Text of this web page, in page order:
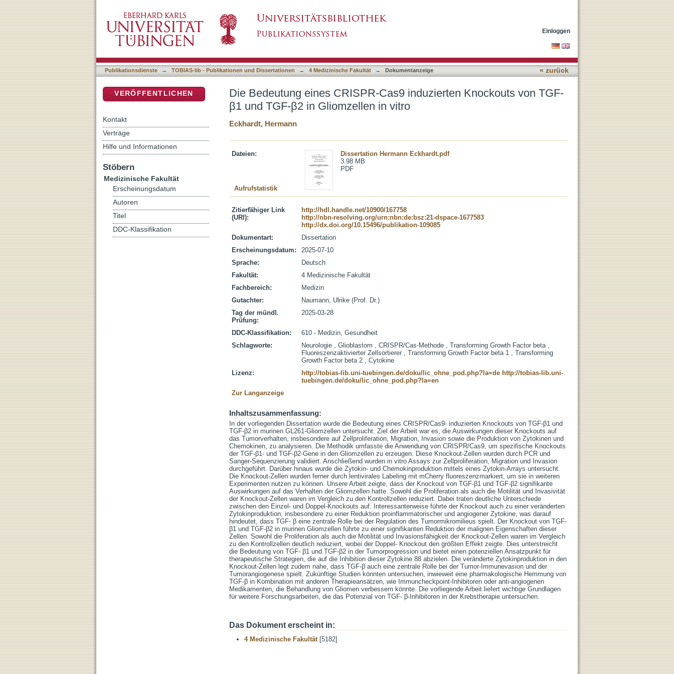
Gliomzellen in vitro
Einloggen
Publikationsdienste → TOBIAS-lib - Publikationen und Dissertationen → 4 Medizinische Fakultät → Dokumentanzeige « zurück
Die Bedeutung eines CRISPR-Cas9 induzierten Knockouts von TGF-
β1 und TGF-β2 in Gliomzellen in vitro
Eckhardt, Hermann
Dateien:
Dissertation Hermann Eckhardt.pdf
3.98 MB
PDF
Aufrufstatistik
Zitierfähiger Link
(URI):
http://hdl.handle.net/10900/167758
http://nbn-resolving.org/urn:nbn:de:bsz:21-dspace-1677583
http://dx.doi.org/10.15496/publikation-109085
Dokumentart:
Dissertation
Erscheinungsdatum:
2025-07-10
Sprache:
Deutsch
Fakultät:
4 Medizinische Fakultät
Fachbereich:
Medizin
Gutachter:
Naumann, Ulrike (Prof. Dr.)
Tag der mündl.
Prüfung:
2025-03-28
DDC-Klassifikation:
610 - Medizin, Gesundheit
Schlagworte:
Neurologie , Glioblastom , CRISPR/Cas-Methode , Transforming Growth Factor beta ,
Fluoreszenzaktivierter Zellsortierer , Transforming Growth Factor beta 1 , Transforming
Growth Factor beta 2 , Cytokine
Lizenz:
http://tobias-lib.uni-tuebingen.de/doku/lic_ohne_pod.php?la=de http://tobias-lib.uni-
tuebingen.de/doku/lic_ohne_pod.php?la=en
Zur Langanzeige
Inhaltszusammenfassung:
In der vorliegenden Dissertation wurde die Bedeutung eines CRISPR/Cas9- induzierten Knockouts von TGF-β1 und
TGF-β2 in murinen GL261-Gliomzellen untersucht. Ziel der Arbeit war es, die Auswirkungen dieser Knockouts auf
das Tumorverhalten, insbesondere auf Zellproliferation, Migration, Invasion sowie die Produktion von Zytokinen und
Chemokinen, zu analysieren. Die Methodik umfasste die Anwendung von CRISPR/Cas9, um spezifische Knockouts
der TGF-β1- und TGF-β2-Gene in den Gliomzellen zu erzeugen. Diese Knockout-Zellen wurden durch PCR und
Sanger-Sequenzierung validiert. Anschließend wurden in vitro Assays zur Zellproliferation, Migration und Invasion
durchgeführt. Darüber hinaus wurde die Zytokin- und Chemokinproduktion mittels eines Zytokin-Arrays untersucht.
Die Knockout-Zellen wurden ferner durch lentivirales Labeling mit mCherry fluoreszenzmarkiert, um sie in weiteren
Experimenten nutzen zu können. Unsere Arbeit zeigte, dass der Knockout von TGF-β1 und TGF-β2 signifikante
Auswirkungen auf das Verhalten der Gliomzellen hatte. Sowohl die Proliferation als auch die Motilität und Invasivität
der Knockout-Zellen waren im Vergleich zu den Kontrollzellen reduziert. Dabei traten deutliche Unterschiede
zwischen den Einzel- und Doppel-Knockouts auf. Interessanterweise führte der Knockout auch zu einer veränderten
Zytokinproduktion, insbesondere zu einer Reduktion proinflammatorischer und angiogener Zytokine, was darauf
hindeutet, dass TGF- β eine zentrale Rolle bei der Regulation des Tumormikromilieus spielt. Der Knockout von TGF-
β1 und TGF-β2 in murinen Gliomzellen führte zu einer signifikanten Reduktion der malignen Eigenschaften dieser
Zellen. Sowohl die Proliferation als auch die Motilität und Invasionsfähigkeit der Knockout-Zellen waren im Vergleich
zu den Kontrollzellen deutlich reduziert, wobei der Doppel- Knockout den größten Effekt zeigte. Dies unterstreicht
die Bedeutung von TGF- β1 und TGF-β2 in der Tumorprogression und bietet einen potenziellen Ansatzpunkt für
therapeutische Strategien, die auf die Inhibition dieser Zytokine 88 abzielen. Die veränderte Zytokinproduktion in den
Knockout-Zellen legt zudem nahe, dass TGF-β auch eine zentrale Rolle bei der Tumor-Immunevasion und der
Tumorangiogenese spielt. Zukünftige Studien könnten untersuchen, inwieweit eine pharmakologische Hemmung von
TGF-β in Kombination mit anderen Therapieansätzen, wie Immuncheckpoint-Inhibitoren oder anti-angiogenen
Medikamenten, die Behandlung von Gliomen verbessern könnte. Die vorliegende Arbeit liefert wichtige Grundlagen
für weitere Forschungsarbeiten, die das Potenzial von TGF- β-Inhibitoren in der Krebstherapie untersuchen.
Das Dokument erscheint in:
4 Medizinische Fakultät[5182]
VERÖFFENTLICHEN
Kontakt
Verträge
Hilfe und Informationen
Stöbern
Medizinische Fakultät
Erscheinungsdatum
Autoren
Titel
DDC-Klassifikation